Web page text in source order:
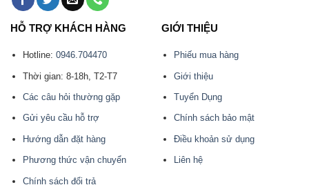
HỖ TRỢ KHÁCH HÀNG
Hotline: 0946.704470
Thời gian: 8-18h, T2-T7
Các câu hỏi thường gặp
Gửi yêu cầu hỗ trợ
Hướng dẫn đặt hàng
Phương thức vận chuyển
Chính sách đổi trả
GIỚI THIỆU
Phiếu mua hàng
Giới thiệu
Tuyển Dụng
Chính sách bảo mật
Điều khoản sử dụng
Liên hệ